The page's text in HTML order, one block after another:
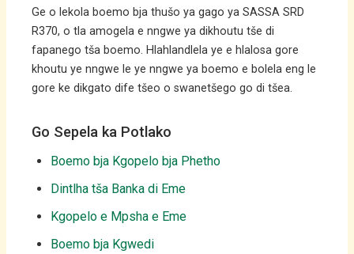
Ge o lekola boemo bja thušo ya gago ya SASSA SRD
R370, o tla amogela e nngwe ya dikhoutu tše di
fapanego tša boemo. Hlahlandlela ye e hlalosa gore
khoutu ye nngwe le ye nngwe ya boemo e bolela eng le
gore ke dikgato dife tšeo o swanetšego go di tšea.
Go Sepela ka Potlako
Boemo bja Kgopelo bja Phetho
Dintlha tša Banka di Eme
Kgopelo e Mpsha e Eme
Boemo bja Kgwedi